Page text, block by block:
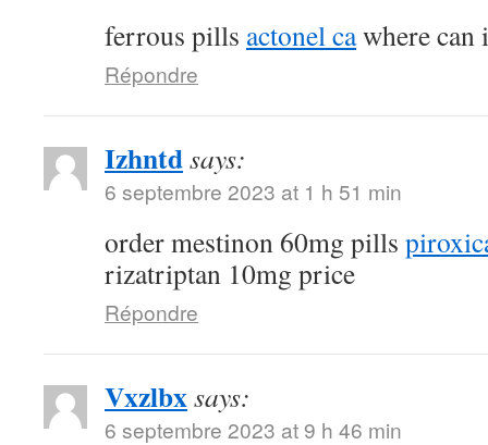
ferrous pills actonel cawhere can
Répondre
Izhntdsays:
6 septembre 2023 at 1 h 51 min
order mestinon 60mg pills
rizatriptan 10mg price
Répondre
Vxzlbxsays:
6 septembre 2023 at 9 h 46 min